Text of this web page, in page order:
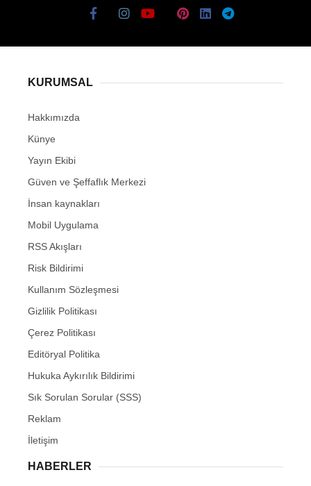
KURUMSAL
Hakkımızda
Künye
Yayın Ekibi
Güven ve Şeffaflık Merkezi
İnsan kaynakları
Mobil Uygulama
RSS Akışları
Risk Bildirimi
Kullanım Sözleşmesi
Gizlilik Politikası
Çerez Politikası
Editöryal Politika
Hukuka Aykırılık Bildirimi
Sık Sorulan Sorular (SSS)
Reklam
İletişim
HABERLER